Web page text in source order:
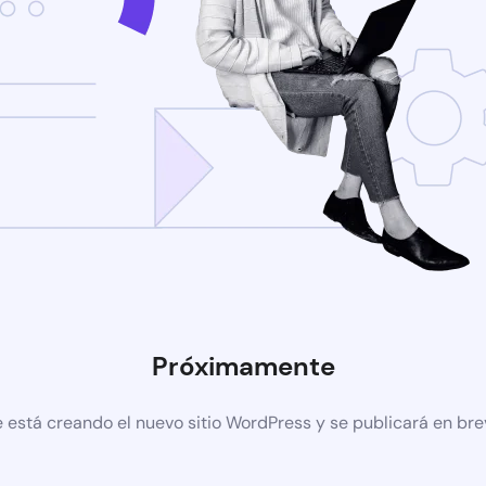
Próximamente
está creando el nuevo sitio WordPress y se publicará en